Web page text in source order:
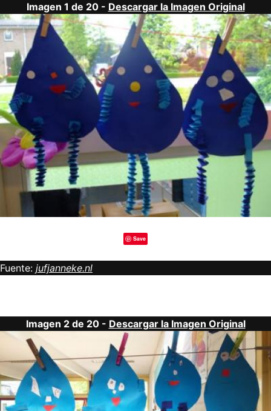
Imagen 1 de 20 - Descargar la Imagen Original
Save
Fuente: jufjanneke.nl
Imagen 2 de 20 - Descargar la Imagen Original